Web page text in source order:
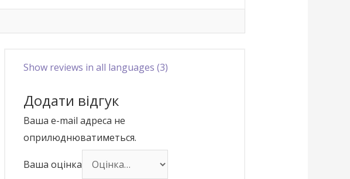
Show reviews in all languages (3)
Додати відгук
Ваша e-mail адреса не
оприлюднюватиметься.
Ваша оцінка